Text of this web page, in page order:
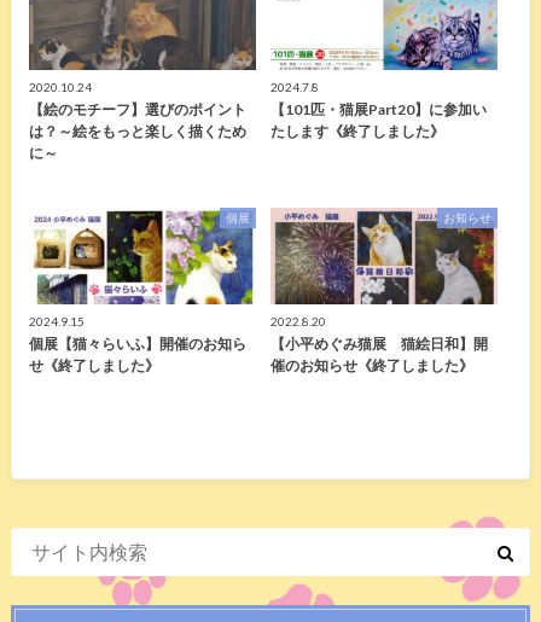
2020.10.24
【絵のモチーフ】選びのポイント
は？～絵をもっと楽しく描くため
に～
2024.7.8
【101匹・猫展Part20】に参加い
たします《終了しました》
個展
2024.9.15
個展【猫々らいふ】開催のお知ら
せ《終了しました》
お知らせ
2022.8.20
【小平めぐみ猫展 猫絵日和】開
催のお知らせ《終了しました》